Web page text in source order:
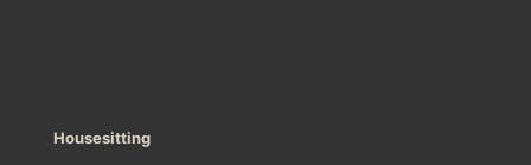
Housesitting